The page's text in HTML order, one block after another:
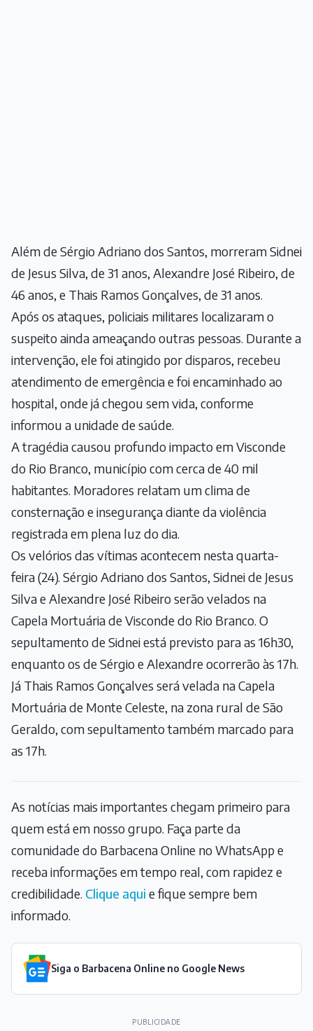
Além de Sérgio Adriano dos Santos, morreram Sidnei
de Jesus Silva, de 31 anos, Alexandre José Ribeiro, de
46 anos, e Thais Ramos Gonçalves, de 31 anos.
Após os ataques, policiais militares localizaram o
suspeito ainda ameaçando outras pessoas. Durante a
intervenção, ele foi atingido por disparos, recebeu
atendimento de emergência e foi encaminhado ao
hospital, onde já chegou sem vida, conforme
informou a unidade de saúde.
A tragédia causou profundo impacto em Visconde
do Rio Branco, município com cerca de 40 mil
habitantes. Moradores relatam um clima de
consternação e insegurança diante da violência
registrada em plena luz do dia.
Os velórios das vítimas acontecem nesta quarta-
feira (24). Sérgio Adriano dos Santos, Sidnei de Jesus
Silva e Alexandre José Ribeiro serão velados na
Capela Mortuária de Visconde do Rio Branco. O
sepultamento de Sidnei está previsto para as 16h30,
enquanto os de Sérgio e Alexandre ocorrerão às 17h.
Já Thais Ramos Gonçalves será velada na Capela
Mortuária de Monte Celeste, na zona rural de São
Geraldo, com sepultamento também marcado para
as 17h.
As notícias mais importantes chegam primeiro para
quem está em nosso grupo. Faça parte da
comunidade do Barbacena Online no WhatsApp e
receba informações em tempo real, com rapidez e
credibilidade. Clique aqui e fique sempre bem
informado.
Siga o Barbacena Online no Google News
PUBLICIDADE